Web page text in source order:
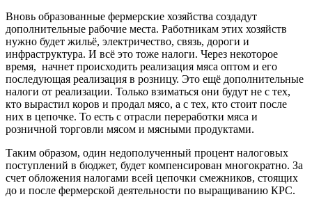
Вновь образованные фермерские хозяйства создадут
дополнительные рабочие места. Работникам этих хозяйств
нужно будет жильё, электричество, связь, дороги и
инфраструктура. И всё это тоже налоги. Через некоторое
время, начнет происходить реализация мяса оптом и его
последующая реализация в розницу. Это ещё дополнительные
налоги от реализации. Только взиматься они будут не с тех,
кто вырастил коров и продал мясо, а с тех, кто стоит после
них в цепочке. То есть с отрасли переработки мяса и
розничной торговли мясом и мясными продуктами.
Таким образом, один недополученный процент налоговых
поступлений в бюджет, будет компенсирован многократно. За
счет обложения налогами всей цепочки смежников, стоящих
до и после фермерской деятельности по выращиванию КРС.